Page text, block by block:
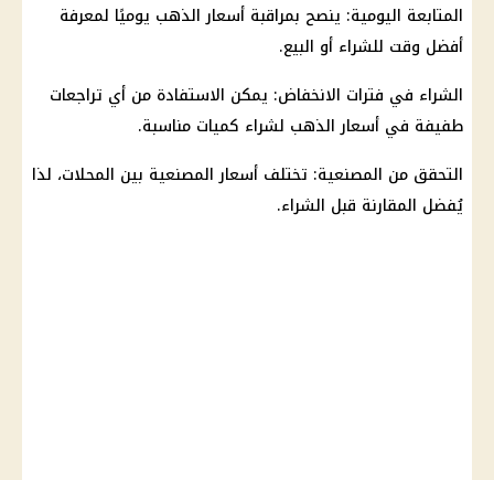
المتابعة اليومية: ينصح بمراقبة أسعار الذهب يوميًا لمعرفة
أفضل وقت للشراء أو البيع.
الشراء في فترات الانخفاض: يمكن الاستفادة من أي تراجعات
طفيفة في أسعار الذهب لشراء كميات مناسبة.
التحقق من المصنعية: تختلف أسعارالمصنعية بين المحلات، لذا
يُفضل المقارنة قبل الشراء.